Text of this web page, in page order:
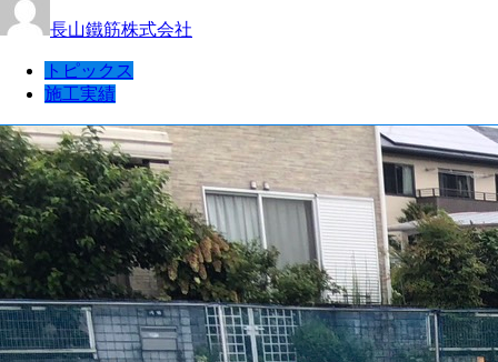
長山鐵筋株式会社
トピックス
施工実績